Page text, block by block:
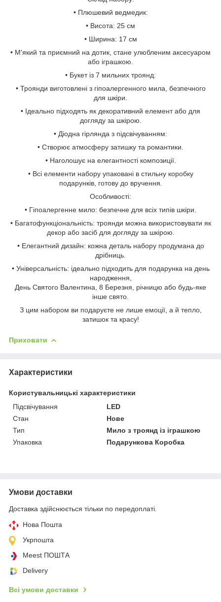
• Плюшевий ведмедик:
• Висота: 25 см
• Ширина: 17 см
• М'який та приємний на дотик, стане улюбленим аксесуаром
або іграшкою.
• Букет із 7 мильних троянд:
• Троянди виготовлені з гіпоалергенного мила, безпечного
для шкіри.
• Ідеально підходять як декоративний елемент або для
догляду за шкірою.
• Діодна гірлянда з підсвічуванням:
• Створює атмосферу затишку та романтики.
• Наголошує на елегантності композиції.
• Всі елементи набору упаковані в стильну коробку
подарунків, готову до вручення.
Особливості:
• Гіпоалергенне мило: безпечне для всіх типів шкіри.
• Багатофункціональність: троянди можна використовувати як
декор або засіб для догляду за шкірою.
• Елегантний дизайн: кожна деталь набору продумана до
дрібниць.
• Універсальність: ідеально підходить для подарунка на день
народження,
День Святого Валентина, 8 Березня, річницю або будь-яке
інше свято.
З цим набором ви подаруєте не лише емоції, а й тепло,
затишок та красу!
Приховати
Характеристики
Користувальницькі характеристики
Підсвічування
LED
Стан
Нове
Тип
Мило з троянд із іграшкою
Упаковка
Подарункова Коробка
Умови доставки
Доставка здійснюється тільки по передоплаті.
Нова Пошта
Укрпошта
Meest ПОШТА
Delivery
Всі умови доставки